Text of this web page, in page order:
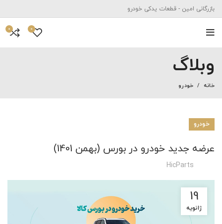
بازرگانی امین - قطعات یدکی خودرو
0
0
وبلاگ
خانه خودرو
خودرو
عرضه جدید خودرو در بورس (بهمن 1401)
HicParts
19
ژانویه